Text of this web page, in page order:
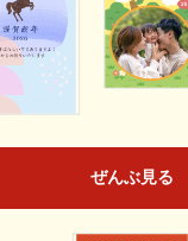
ぜんぶ見る